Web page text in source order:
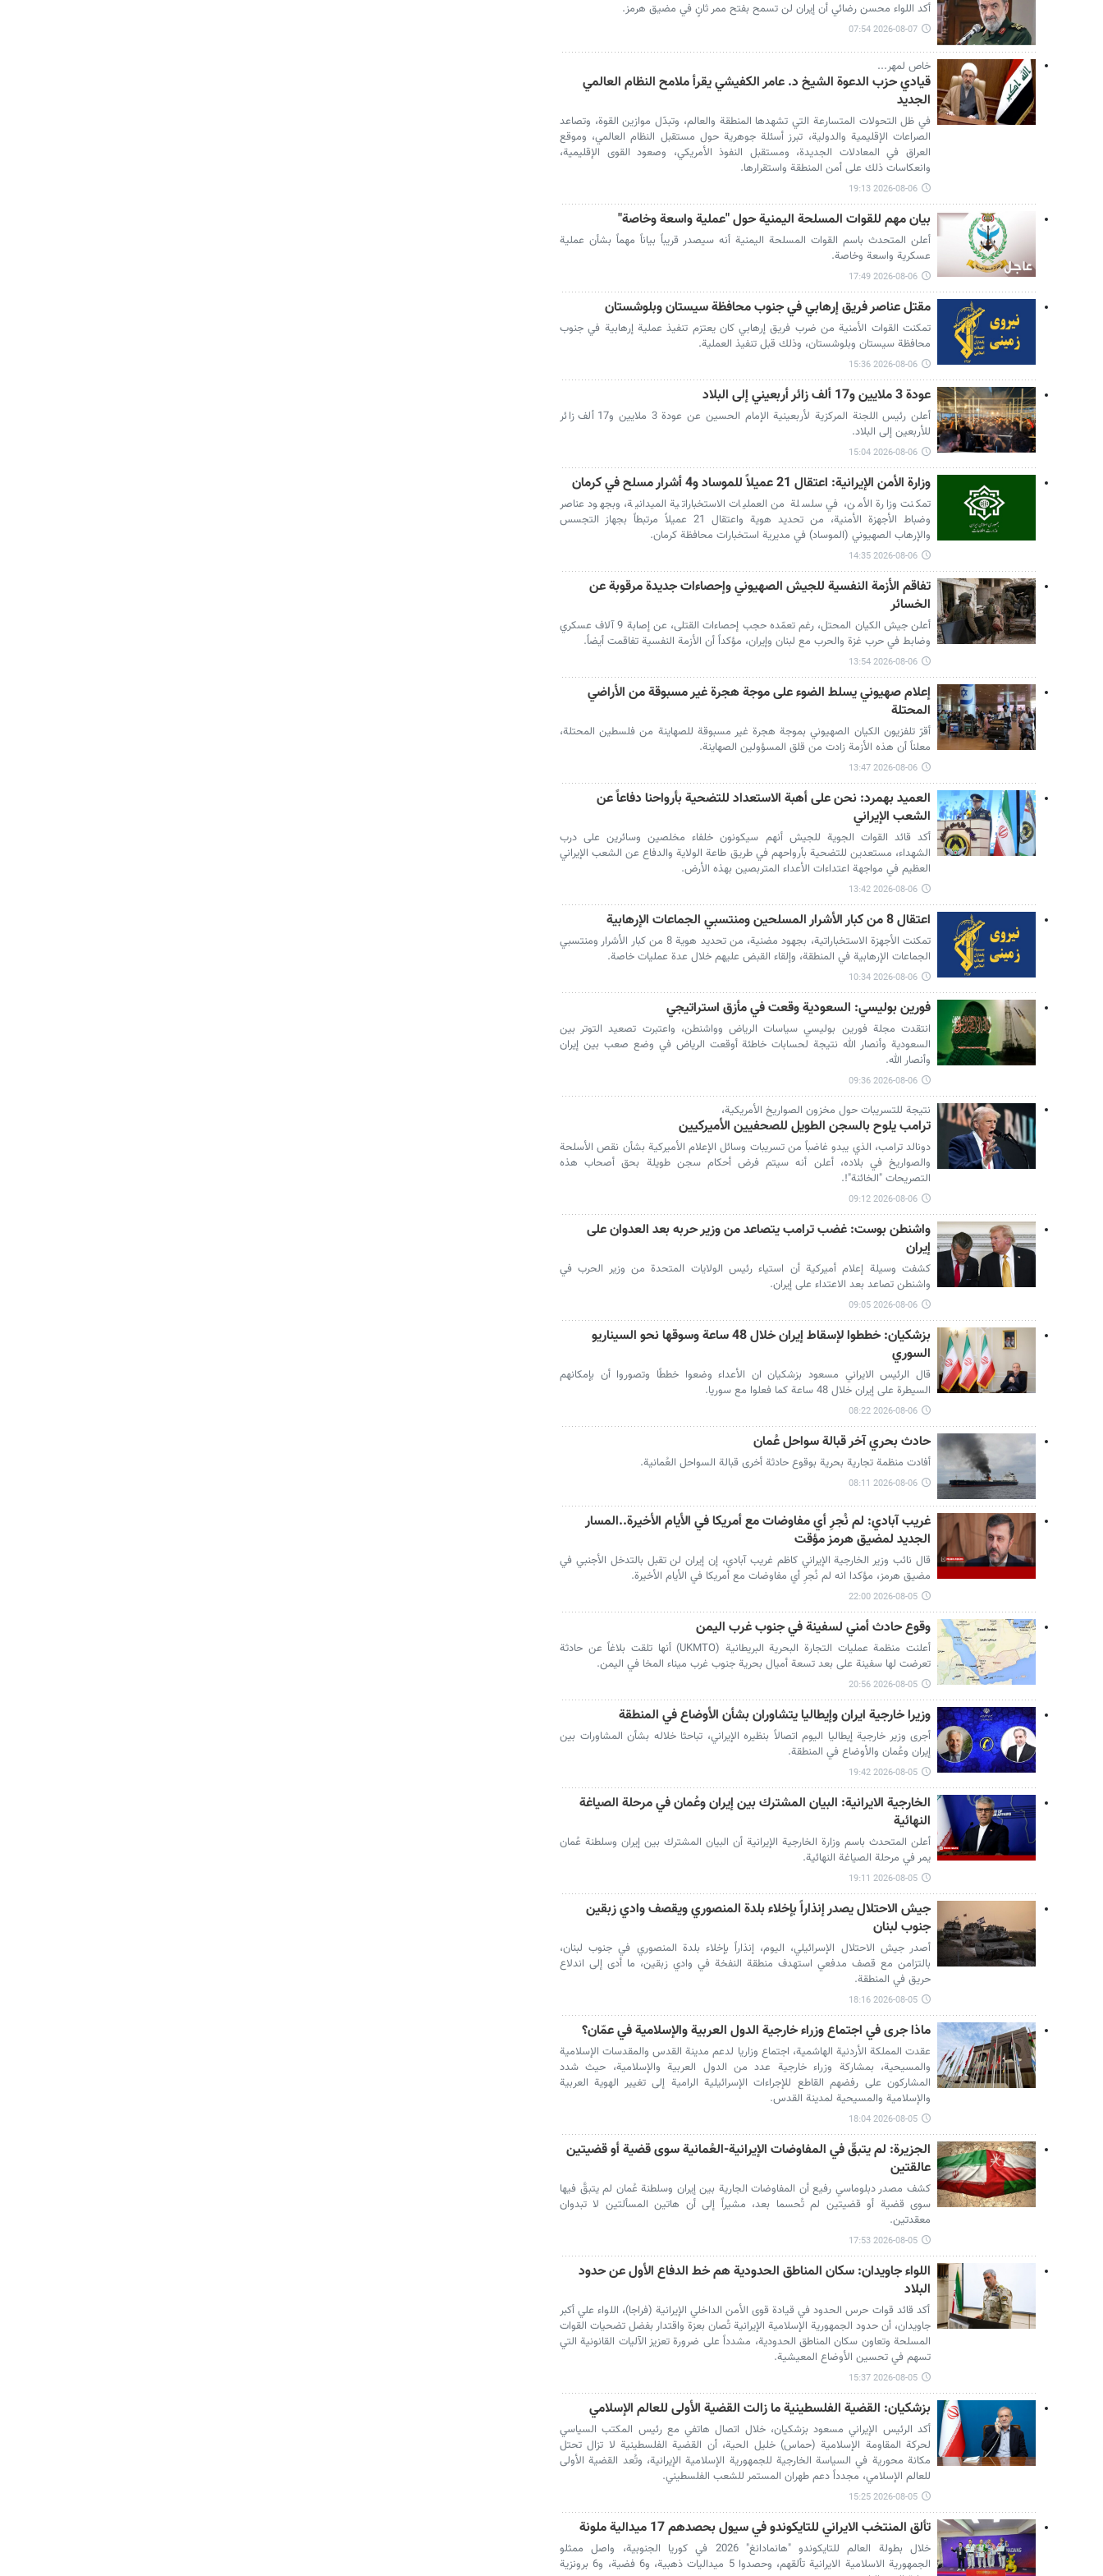
أكد اللواء محسن رضائي أن إيران لن تسمح بفتح ممر ثانٍ في مضيق هرمز.
2026-08-07 07:54
خاص لمهر...
قيادي حزب الدعوة الشيخ د. عامر الكفيشي يقرأ ملامح النظام العالمي
الجديد
في ظل التحولات المتسارعة التي تشهدها المنطقة والعالم، وتبدّل موازين القوة، وتصاعد
الصراعات الإقليمية والدولية، تبرز أسئلة جوهرية حول مستقبل النظام العالمي، وموقع
العراق في المعادلات الجديدة، ومستقبل النفوذ الأمريكي، وصعود القوى الإقليمية،
وانعكاسات ذلك على أمن المنطقة واستقرارها.
2026-08-06 19:13
بيان مهم للقوات المسلحة اليمنية حول "عملية واسعة وخاصة"
أعلن المتحدث باسم القوات المسلحة اليمنية أنه سيصدر قريباً بياناً مهماً بشأن عملية
عسكرية واسعة وخاصة.
2026-08-06 17:49
مقتل عناصر فريق إرهابي في جنوب محافظة سيستان وبلوشستان
تمكنت القوات الأمنية من ضرب فريق إرهابي كان يعتزم تنفيذ عملية إرهابية في جنوب
محافظة سيستان وبلوشستان، وذلك قبل تنفيذ العملية.
2026-08-06 15:36
عودة 3 ملايين و17 ألف زائر أربعيني إلى البلاد
أعلن رئيس اللجنة المركزية لأربعينية الإمام الحسين عن عودة 3 ملايين و17 ألف زائر
للأربعين إلى البلاد.
2026-08-06 15:04
وزارة الأمن الإيرانية: اعتقال 21 عميلاً للموساد و4 أشرار مسلح في كرمان
تمكنت وزارة الأمن، في سلسلة من العمليات الاستخباراتية الميدانية، وبجهود عناصر
وضباط الأجهزة الأمنية، من تحديد هوية واعتقال 21 عميلاً مرتبطاً بجهاز التجسس
والإرهاب الصهيوني (الموساد) في مديرية استخبارات محافظة كرمان.
2026-08-06 14:35
تفاقم الأزمة النفسية للجيش الصهيوني وإحصاءات جديدة مرقوبة عن
الخسائر
أعلن جيش الكيان المحتل، رغم تعمّده حجب إحصاءات القتلى، عن إصابة 9 آلاف عسكري
وضابط في حرب غزة والحرب مع لبنان وإيران، مؤكداً أن الأزمة النفسية تفاقمت أيضاً.
2026-08-06 13:54
إعلام صهيوني يسلط الضوء على موجة هجرة غير مسبوقة من الأراضي
المحتلة
أقرّ تلفزيون الكيان الصهيوني بموجة هجرة غير مسبوقة للصهاينة من فلسطين المحتلة،
معلناً أن هذه الأزمة زادت من قلق المسؤولين الصهاينة.
2026-08-06 13:47
العميد بهمرد: نحن على أهبة الاستعداد للتضحية بأرواحنا دفاعاً عن
الشعب الإيراني
أكد قائد القوات الجوية للجيش أنهم سيكونون خلفاء مخلصين وسائرين على درب
الشهداء، مستعدين للتضحية بأرواحهم في طريق طاعة الولاية والدفاع عن الشعب الإيراني
العظيم في مواجهة اعتداءات الأعداء المتربصين بهذه الأرض.
2026-08-06 13:42
اعتقال 8 من كبار الأشرار المسلحين ومنتسبي الجماعات الإرهابية
تمكنت الأجهزة الاستخباراتية، بجهود مضنية، من تحديد هوية 8 من كبار الأشرار ومنتسبي
الجماعات الإرهابية في المنطقة، وإلقاء القبض عليهم خلال عدة عمليات خاصة.
2026-08-06 10:34
فورين بوليسي: السعودية وقعت في مأزق استراتيجي
انتقدت مجلة فورين بوليسي سياسات الرياض وواشنطن، واعتبرت تصعيد التوتر بين
السعودية وأنصار الله نتيجة لحسابات خاطئة أوقعت الرياض في وضع صعب بين إيران
وأنصار الله.
2026-08-06 09:36
نتيجة للتسريبات حول مخزون الصواريخ الأمريكية،
ترامب يلوح بالسجن الطويل للصحفيين الأميركيين
دونالد ترامب، الذي يبدو غاضباً من تسريبات وسائل الإعلام الأميركية بشأن نقص الأسلحة
والصواريخ في بلاده، أعلن أنه سيتم فرض أحكام سجن طويلة بحق أصحاب هذه
التصريحات "الخائنة"!.
2026-08-06 09:12
واشنطن بوست: غضب ترامب يتصاعد من وزير حربه بعد العدوان على
إيران
كشفت وسيلة إعلام أميركية أن استياء رئيس الولايات المتحدة من وزير الحرب في
واشنطن تصاعد بعد الاعتداء على إيران.
2026-08-06 09:05
بزشكيان: خططوا لإسقاط إيران خلال 48 ساعة وسوقها نحو السيناريو
السوري
قال الرئيس الايراني مسعود بزشكيان ان الأعداء وضعوا خططًا وتصوروا أن بإمكانهم
السيطرة على إيران خلال 48 ساعة كما فعلوا مع سوريا.
2026-08-06 08:22
حادث بحري آخر قبالة سواحل عُمان
أفادت منظمة تجارية بحرية بوقوع حادثة أخرى قبالة السواحل العُمانية.
2026-08-06 08:11
غريب آبادي: لم نُجرِ أي مفاوضات مع أمريكا في الأيام الأخيرة..المسار
الجديد لمضيق هرمز مؤقت
قال نائب وزير الخارجية الإيراني كاظم غريب آبادي، إن إيران لن تقبل بالتدخل الأجنبي في
مضيق هرمز، مؤكدا انه لم نُجرِ أي مفاوضات مع أمريكا في الأيام الأخيرة.
2026-08-05 22:00
وقوع حادث أمني لسفينة في جنوب غرب اليمن
أعلنت منظمة عمليات التجارة البحرية البريطانية (UKMTO) أنها تلقت بلاغاً عن حادثة
تعرضت لها سفينة على بعد تسعة أميال بحرية جنوب غرب ميناء المخا في اليمن.
2026-08-05 20:56
وزيرا خارجية ايران وإيطاليا يتشاوران بشأن الأوضاع في المنطقة
أجرى وزير خارجية إيطاليا اليوم اتصالاً بنظيره الإيراني، تباحثا خلاله بشأن المشاورات بين
إيران وعُمان والأوضاع في المنطقة.
2026-08-05 19:42
الخارجية الايرانية: البيان المشترك بين إيران وعُمان في مرحلة الصياغة
النهائية
أعلن المتحدث باسم وزارة الخارجية الإيرانية أن البيان المشترك بين إيران وسلطنة عُمان
يمر في مرحلة الصياغة النهائية.
2026-08-05 19:11
جيش الاحتلال يصدر إنذاراً بإخلاء بلدة المنصوري ويقصف وادي زبقين
جنوب لبنان
أصدر جيش الاحتلال الإسرائيلي، اليوم، إنذاراً بإخلاء بلدة المنصوري في جنوب لبنان،
بالتزامن مع قصف مدفعي استهدف منطقة النفخة في وادي زبقين، ما أدى إلى اندلاع
حريق في المنطقة.
2026-08-05 18:16
ماذا جرى في اجتماع وزراء خارجية الدول العربية والإسلامية في عمّان؟
عقدت المملكة الأردنية الهاشمية، اجتماع وزاريا لدعم مدينة القدس والمقدسات الإسلامية
والمسيحية، بمشاركة وزراء خارجية عدد من الدول العربية والإسلامية، حيث شدد
المشاركون على رفضهم القاطع للإجراءات الإسرائيلية الرامية إلى تغيير الهوية العربية
والإسلامية والمسيحية لمدينة القدس.
2026-08-05 18:04
الجزيرة: لم يتبقّ في المفاوضات الإيرانية-العُمانية سوى قضية أو قضيتين
عالقتين
كشف مصدر دبلوماسي رفيع أن المفاوضات الجارية بين إيران وسلطنة عُمان لم يتبقَّ فيها
سوى قضية أو قضيتين لم تُحسما بعد، مشيراً إلى أن هاتين المسألتين لا تبدوان
معقدتين.
2026-08-05 17:53
اللواء جاويدان: سكان المناطق الحدودية هم خط الدفاع الأول عن حدود
البلاد
أكد قائد قوات حرس الحدود في قيادة قوى الأمن الداخلي الإيرانية (فراجا)، اللواء علي أكبر
جاويدان، أن حدود الجمهورية الإسلامية الإيرانية تُصان بعزة واقتدار بفضل تضحيات القوات
المسلحة وتعاون سكان المناطق الحدودية، مشدداً على ضرورة تعزيز الآليات القانونية التي
تسهم في تحسين الأوضاع المعيشية.
2026-08-05 15:37
بزشكيان: القضية الفلسطينية ما زالت القضية الأولى للعالم الإسلامي
أكد الرئيس الإيراني مسعود بزشكيان، خلال اتصال هاتفي مع رئيس المكتب السياسي
لحركة المقاومة الإسلامية (حماس) خليل الحية، أن القضية الفلسطينية لا تزال تحتل
مكانة محورية في السياسة الخارجية للجمهورية الإسلامية الإيرانية، وتُعد القضية الأولى
للعالم الإسلامي، مجدداً دعم طهران المستمر للشعب الفلسطيني.
2026-08-05 15:25
تألق المنتخب الايراني للتايكوندو في سيول بحصدهم 17 ميدالية ملونة
خلال بطولة العالم للتايكوندو "هانمادانغ" 2026 في كوريا الجنوبية، واصل ممثلو
الجمهورية الاسلامية الايرانية تألقهم، وحصدوا 5 ميداليات ذهبية، و6 فضية، و6 برونزية